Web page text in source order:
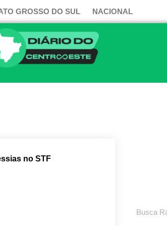
GROSSO DO SUL NACIONAL
no STF